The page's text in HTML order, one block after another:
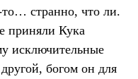
то… странно, что ли.
приняли Кука
исключительные
богом он для